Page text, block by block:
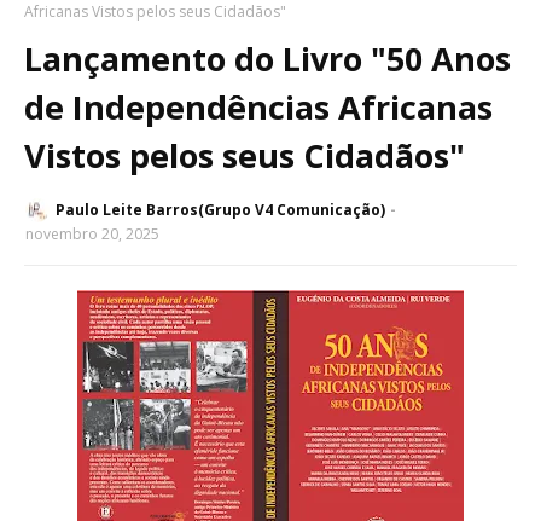
Africanas Vistos pelos seus Cidadãos"
Lançamento do Livro "50 Anos
de Independências Africanas
Vistos pelos seus Cidadãos"
Paulo Leite Barros(Grupo V4 Comunicação)
novembro 20, 2025